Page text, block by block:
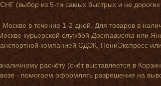
(выбор из 5-ти самых быстрых и не
Москве в течение 1-2 дней. Для товаров в
курьерской службойДоставистаили
компанией СДЭК, ПониЭкспресс
расчёту (счёт выставляется в
- помогаем оформлять разрешение на